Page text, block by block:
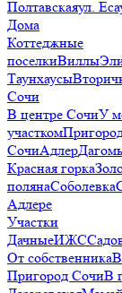
Полтавскаяул.
Дома
Коттеджные
поселкиВиллы
Таунхаусы
Сочи
В центре СочиУ
участком
СочиАдлер
Красная горка
полянаСоболевка
Адлере
Участки
ДачныеИЖС
От собственника
Пригород СочиВ